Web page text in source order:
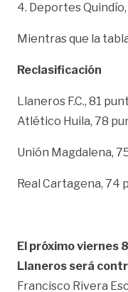
4. Deportes
Mientras que la
Reclasificación
Llaneros F.C., 81
Atlético Huila, 78
Unión Magdalena,
Real Cartagena, 74
El próximo viernes
Llaneros será
Francisco Rivera